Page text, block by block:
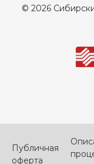
© 2026
Публичная
оферта